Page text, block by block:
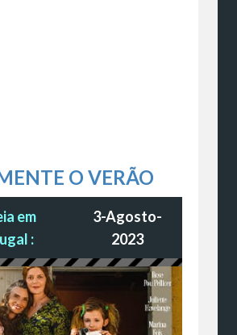
O VERÃO
em
:
3-Agosto-
2023